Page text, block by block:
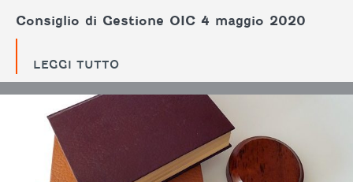
Consiglio di Gestione OIC 4 maggio 2020
LEGGI TUTTO